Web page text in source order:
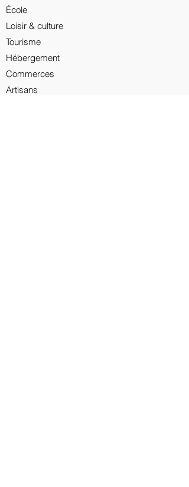
École
Loisir & culture
Tourisme​
Hébergement​
Commerces
Artisans​